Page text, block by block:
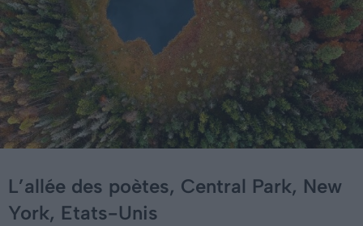
L’allée des poètes, Central Park, New
York, Etats-Unis